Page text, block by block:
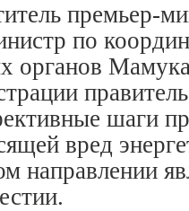
премьер-
по
органов
шаги
вред
направлении